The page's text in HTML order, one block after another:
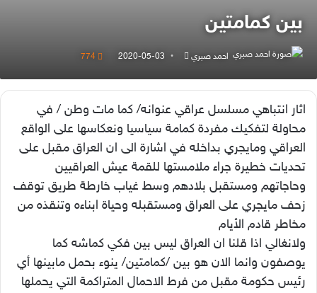
بين كمامتين
احمد صبري
أرسل
إلكترونيا
2020-05-03
774
اثار انتباهي مسلسل عراقي عنوانه/ كما مات وطن / في
محاولة لتفكيك مفردة كمامة سياسيا ونعكاسها على الواقع
العراقي ومايجري بداخله في اشارة الى ان العراق مقبل على
تحديات خطيرة جراء ملامستها للقمة عيش العراقيين
وحاجاتهم ومستقبل بلادهم وسط غياب خارطة طريق توقف
زحف مايجري على العراق ومستقبله وحياة ابناءه وتنقذه من
مخاطر قادم الأيام
ولانغالي اذا قلنا ان العراق ليس بين فكي كماشه كما
يوصفون وانما الان هو بين /كمامتين/ ينوء بحمل مابينها أي
رئيس حكومة مقبل من فرط الاحمال المتراكمة التي يحملها